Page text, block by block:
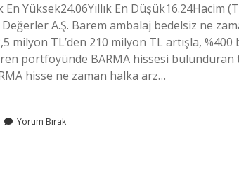
En Yüksek24.06Yıllık En Düşük16.24Hacim
Değerler A.Ş. Barem ambalaj bedelsiz ne
milyon TL’den 210 milyon TL artışla, %400
portföyünde BARMA hissesi bulunduran
hisse ne zaman halka arz…
Yorum Bırak